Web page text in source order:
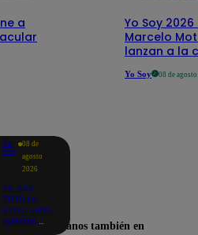
a
Yo Soy 2026
Marcelo
lanzan a la
Yo Soy 08 de
Yo
Soy
08 de
agosto
2026
Yo Soy
2026 EN
VIVO: Julio
Iglesias,Encuéntranos también en